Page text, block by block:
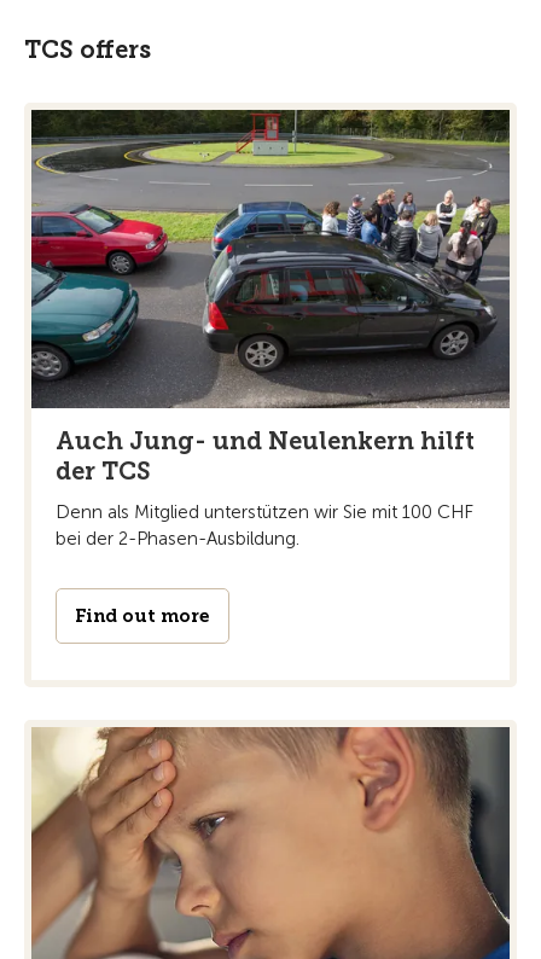
TCS offers
Auch Jung- und Neulenkern hilft
der TCS
Denn als Mitglied unterstützen wir Sie mit 100 CHF
bei der 2-Phasen-Ausbildung.
Find out more